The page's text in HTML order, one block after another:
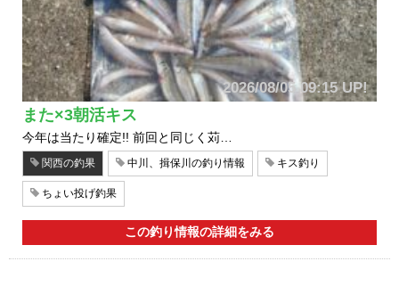
2026/08/05 09:15 UP!
また×3朝活キス
今年は当たり確定!! 前回と同じく苅…
関西の釣果 中川、揖保川の釣り情報 キス釣り
ちょい投げ釣果
この釣り情報の詳細をみる